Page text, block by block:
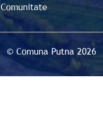
Comunitate
© Comuna Putna 2026